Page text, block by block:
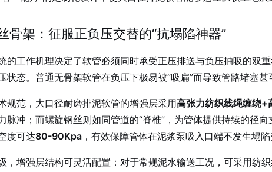
骨架：征服正负压交替的“抗塌陷神器”
的工作机理决定了软管必须同时承受正压排送与负压抽吸的双
状态。普通无骨架软管在负压下极易被“吸扁”而导致管路堵塞甚
规范，大口径耐磨排泥软管的增强层采用高张力纺织线绳缠绕+
脉冲；而螺旋钢丝则如同管道的“脊椎”，为管体提供持续的
度可达80-90Kpa，有效保障管体在泥浆泵吸入口端不发生塌陷
，增强层结构可灵活配置：对于常规泥水输送工况，可采用纺